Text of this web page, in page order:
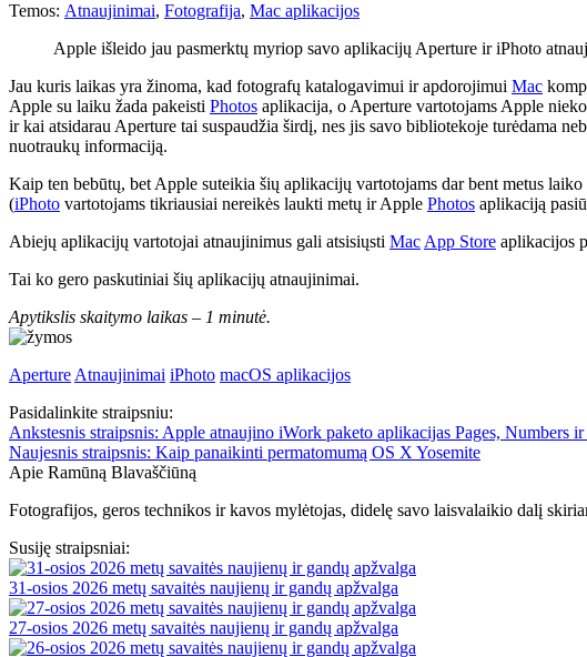
Temos: Atnaujinimai, Fotografija, Mac aplikacijos
Apple išleido jau pasmerktų myriop savo aplikacijų Aperture ir iPhoto
Jau kuris laikas yra žinoma, kad fotografų katalogavimui ir apdorojimui Mac
Apple su laiku žada pakeisti Photos aplikacija, o Aperture vartotojams Apple
ir kai atsidarau Aperture tai suspaudžia širdį, nes jis savo bibliotekoje turėdama
nuotraukų informaciją.
Kaip ten bebūtų, bet Apple suteikia šių aplikacijų vartotojams dar bent metus laiko
(iPhoto vartotojams tikriausiai nereikės laukti metų ir Apple Photos aplikaciją
Abiejų aplikacijų vartotojai atnaujinimus gali atsisiųsti Mac App Store aplikacijos
Tai ko gero paskutiniai šių aplikacijų atnaujinimai.
Apytikslis skaitymo laikas – 1 minutė.
Aperture Atnaujinimai iPhoto macOS aplikacijos
Pasidalinkite straipsniu:
Ankstesnis straipsnis: Apple atnaujino iWork paketo aplikacijas Pages, Numbers
Naujesnis straipsnis: Kaip panaikinti permatomumą OS X Yosemite
Apie Ramūną Blavaščiūną
Fotografijos, geros technikos ir kavos mylėtojas, didelę savo laisvalaikio dalį
Susiję straipsniai:
31-osios 2026 metų savaitės naujienų ir gandų apžvalga
27-osios 2026 metų savaitės naujienų ir gandų apžvalga